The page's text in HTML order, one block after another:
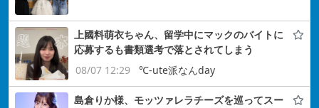
上國料萌衣ちゃん、留学中にマックのバイトに
応募するも書類選考で落とされてしまう
08/07 12:29
℃-ute派なんday
島倉りか様、モッツァレラチーズを巡ってスー